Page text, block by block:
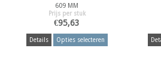
609 MM
Prijs per stuk
€95,63
Details Opties selecteren